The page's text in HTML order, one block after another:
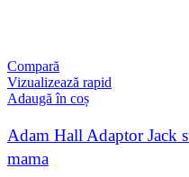
Compară
Vizualizează rapid
Adaugă în coș
Adam Hall Adaptor Jack
mama